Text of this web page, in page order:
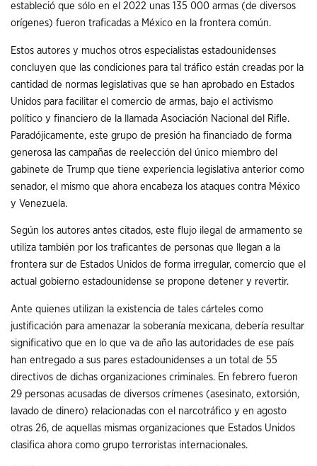
estableció que sólo en el 2022 unas 135 000 armas (de diversos
orígenes) fueron traficadas a México en la frontera común.
Estos autores y muchos otros especialistas estadounidenses
concluyen que las condiciones para tal tráfico están creadas por la
cantidad de normas legislativas que se han aprobado en Estados
Unidos para facilitar el comercio de armas, bajo el activismo
político y financiero de la llamada Asociación Nacional del Rifle.
Paradójicamente, este grupo de presión ha financiado de forma
generosa las campañas de reelección del único miembro del
gabinete de Trump que tiene experiencia legislativa anterior como
senador, el mismo que ahora encabeza los ataques contra México
y Venezuela.
Según los autores antes citados, este flujo ilegal de armamento se
utiliza también por los traficantes de personas que llegan a la
frontera sur de Estados Unidos de forma irregular, comercio que el
actual gobierno estadounidense se propone detener y revertir.
Ante quienes utilizan la existencia de tales cárteles como
justificación para amenazar la soberanía mexicana, debería resultar
significativo que en lo que va de año las autoridades de ese país
han entregado a sus pares estadounidenses a un total de 55
directivos de dichas organizaciones criminales. En febrero fueron
29 personas acusadas de diversos crímenes (asesinato, extorsión,
lavado de dinero) relacionadas con el narcotráfico y en agosto
otras 26, de aquellas mismas organizaciones que Estados Unidos
clasifica ahora como grupo terroristas internacionales.